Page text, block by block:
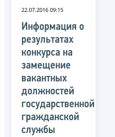
22.07.2016 09:15
Информация о
результатах
конкурса на
замещение
вакантных
должностей
государственной
гражданской
службы